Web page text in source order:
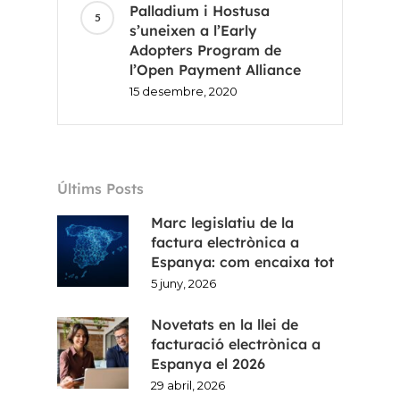
Palladium i Hostusa
s’uneixen a l’Early
Adopters Program de
l’Open Payment Alliance
15 desembre, 2020
Últims Posts
Marc legislatiu de la
factura electrònica a
Espanya: com encaixa tot
5 juny, 2026
Novetats en la llei de
facturació electrònica a
Espanya el 2026
29 abril, 2026